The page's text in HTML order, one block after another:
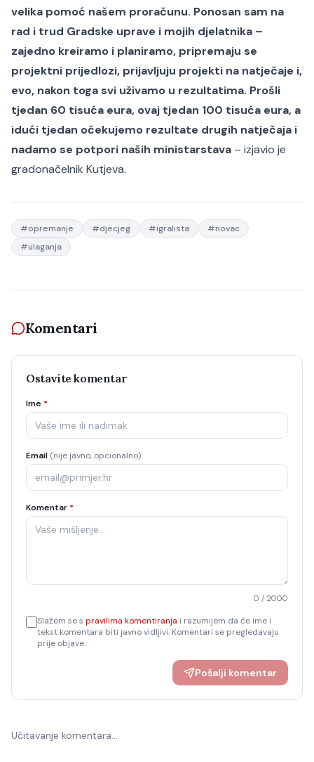
velika pomoć našem proračunu. Ponosan sam na
rad i trud Gradske uprave i mojih djelatnika –
zajedno kreiramo i planiramo, pripremaju se
projektni prijedlozi, prijavljuju projekti na natječaje i,
evo, nakon toga svi uživamo u rezultatima. Prošli
tjedan 60 tisuća eura, ovaj tjedan 100 tisuća eura, a
idući tjedan očekujemo rezultate drugih natječaja i
nadamo se potpori naših ministarstava – izjavio je
gradonačelnik Kutjeva.
#opremanje #djecjeg #igralista #novac
#ulaganja
Komentari
Ostavite komentar
Ime *
Email (nije javno, opcionalno)
Komentar *
0 / 2000
Slažem se s pravilima komentiranja i razumijem da će ime i
tekst komentara biti javno vidljivi. Komentari se pregledavaju
prije objave.
Pošalji komentar
Učitavanje komentara…